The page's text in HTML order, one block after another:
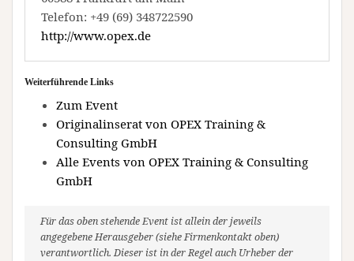
Telefon: +49 (69) 348722590
http://www.opex.de
Weiterführende Links
Zum Event
Originalinserat von OPEX Training &
Consulting GmbH
Alle Events von OPEX Training & Consulting
GmbH
Für das oben stehende Event ist allein der jeweils
angegebene Herausgeber (siehe Firmenkontakt oben)
verantwortlich. Dieser ist in der Regel auch Urheber der